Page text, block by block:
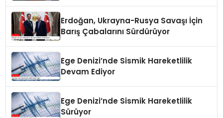
Erdoğan, Ukrayna-Rusya Savaşı İçin
Barış Çabalarını Sürdürüyor
Ege Denizi’nde Sismik Hareketlilik
Devam Ediyor
Ege Denizi’nde Sismik Hareketlilik
Sürüyor